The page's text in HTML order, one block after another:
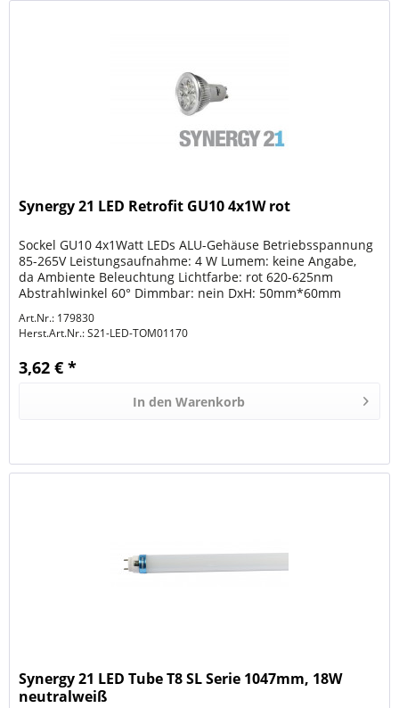
Synergy 21 LED Retrofit GU10 4x1W rot
Sockel GU10 4x1Watt LEDs ALU-Gehäuse Betriebsspannung
85-265V Leistungsaufnahme: 4 W Lumem: keine Angabe,
da Ambiente Beleuchtung Lichtfarbe: rot 620-625nm
Abstrahlwinkel 60° Dimmbar: nein DxH: 50mm*60mm
Art.Nr.: 179830
Herst.Art.Nr.:S21-LED-TOM01170
3,62 € *
In den Warenkorb
Synergy 21 LED Tube T8 SL Serie 1047mm, 18W
neutralweiß